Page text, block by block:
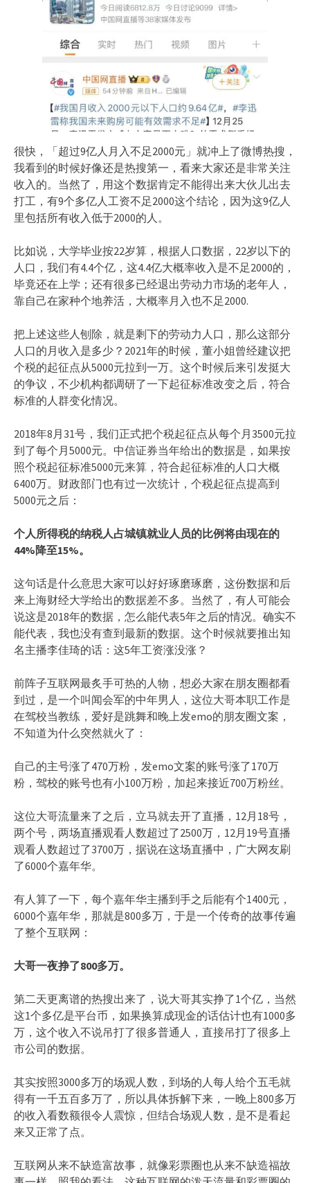
很快，「超过9亿人月入不足2000元」就冲上了微博热搜，
我看到的时候好像还是热搜第一，看来大家还是非常关注
收入的。当然了，用这个数据肯定不能得出来大伙儿出去
打工，有9个多亿人工资不足2000这个结论，因为这9亿人
里包括所有收入低于2000的人。
比如说，大学毕业按22岁算，根据人口数据，22岁以下的
人口，我们有4.4个亿，这4.4亿大概率收入是不足2000的，
毕竟还在上学；还有很多已经退出劳动力市场的老年人，
靠自己在家种个地养活，大概率月入也不足2000.
把上述这些人刨除，就是剩下的劳动力人口，那么这部分
人口的月收入是多少？2021年的时候，董小姐曾经建议把
个税的起征点从5000元拉到一万。这个时候后来引发挺大
的争议，不少机构都调研了一下起征标准改变之后，符合
标准的人群变化情况。
2018年8月31号，我们正式把个税起征点从每个月3500元拉
到了每个月5000元。中信证券当年给出的数据是，如果按
照个税起征标准5000元来算，符合起征标准的人口大概
6400万。财政部门也有过一次统计，个税起征点提高到
5000元之后：
个人所得税的纳税人占城镇就业人员的比例将由现在的
44%降至15%。
这句话是什么意思大家可以好好琢磨琢磨，这份数据和后
来上海财经大学给出的数据差不多。当然了，有人可能会
说这是2018年的数据，怎么能代表5年之后的情况。确实不
能代表，我也没有查到最新的数据。这个时候就要推出知
名主播李佳琦的话：这5年工资涨没涨？
前阵子互联网最炙手可热的人物，想必大家在朋友圈都看
到过，是一个叫闻会军的中年男人，这位大哥本职工作是
在驾校当教练，爱好是跳舞和晚上发emo的朋友圈文案，
不知道为什么突然就火了：
自己的主号涨了470万粉，发emo文案的账号涨了170万
粉，驾校的账号也有小100万粉，加起来接近700万粉丝。
这位大哥流量来了之后，立马就去开了直播，12月18号，
两个号，两场直播观看人数超过了2500万，12月19号直播
观看人数超过了3700万，据说在这场直播中，广大网友刷
了6000个嘉年华。
有人算了一下，每个嘉年华主播到手之后能有个1400元，
6000个嘉年华，那就是800多万，于是一个传奇的故事传遍
了整个互联网：
大哥一夜挣了800多万。
第二天更离谱的热搜出来了，说大哥其实挣了1个亿，当然
这1个多亿是平台币，如果换算成现金的话估计也有1000多
万，这个收入不说吊打了很多普通人，直接吊打了很多上
市公司的数据。
其实按照3000多万的场观人数，到场的人每人给个五毛就
得有一千五百多万了，所以具体拆解下来，一晚上800多万
的收入看数额很令人震惊，但结合场观人数，是不是看起
来又正常了点。
互联网从来不缺造富故事，就像彩票圈也从来不缺造福故